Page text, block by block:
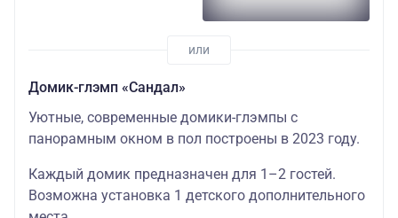
Домик-глэмп «Сандал»
Уютные, современные домики-глэмпы с
панорамным окном в пол построены в 2023 году.
Каждый домик предназначен для 1–2 гостей.
Возможна установка 1 детского дополнительного